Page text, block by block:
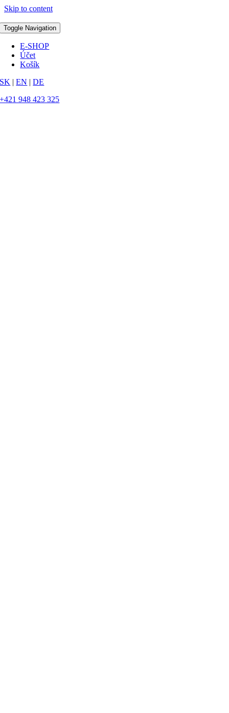
Skip to content
Toggle Navigation
E-SHOP
Účet
Košík
SK |EN |DE
+421 948 423 325